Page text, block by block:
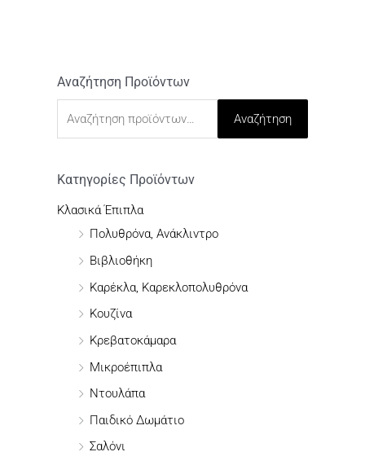
Αναζήτηση Προϊόντων
Α
ή
τ
Αναζήτηση
Κατηγορίες Προϊόντων
Κλασικά Έπιπλα
Πολυθρόνα, Ανάκλιντρο
Βιβλιοθήκη
Καρέκλα, Καρεκλοπολυθρόνα
Κουζίνα
Κρεβατοκάμαρα
Μικροέπιπλα
Ντουλάπα
Παιδικό Δωμάτιο
Σαλόνι